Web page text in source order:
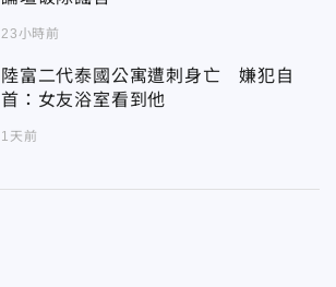
23小時前
陸富二代泰國公寓遭刺身亡 嫌犯自
首：女友浴室看到他
1天前